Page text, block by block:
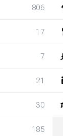
806
17
7
21
30
185